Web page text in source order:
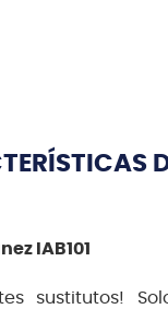
IAB101
sustitutos!